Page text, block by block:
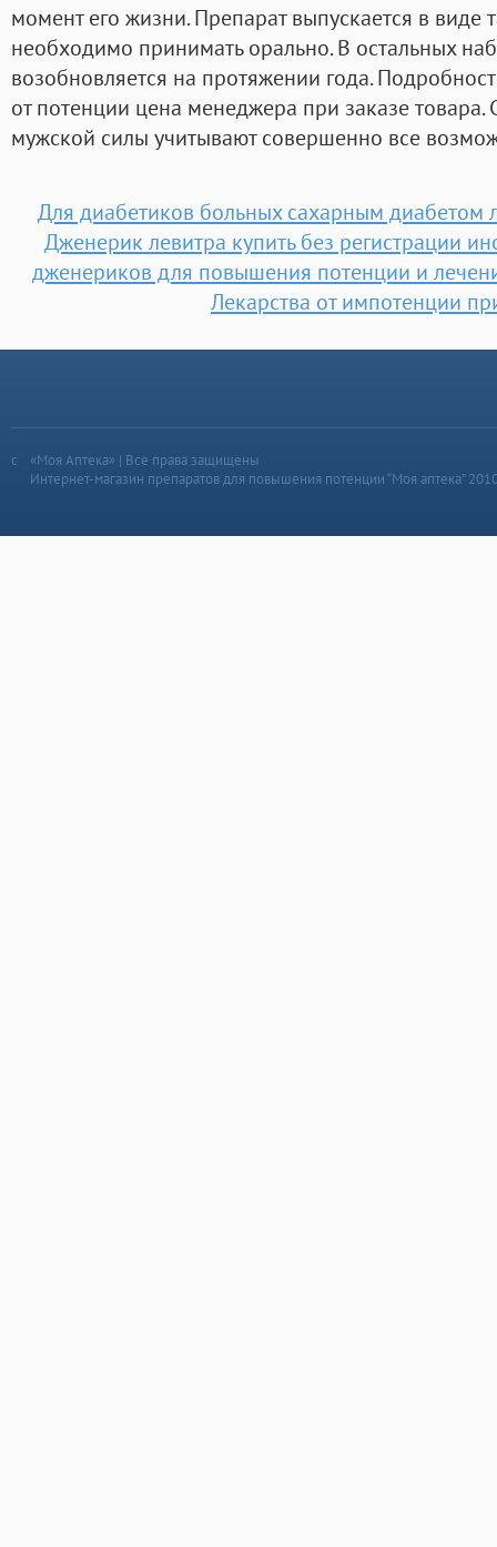
момент его жизни. Препарат выпускается в виде
необходимо принимать орально. В остальных
возобновляется на протяжении года.
от потенции цена менеджера при заказе
мужской силы учитывают совершенно все
Для диабетиков больных сахарным диабетом
Дженерик левитра купить без регистрации
дженериков для повышения потенции и
Лекарства от импотенции
«Моя Аптека» | Все права защищены
Интернет-магазин препаратов для повышения потенции “Моя аптека”